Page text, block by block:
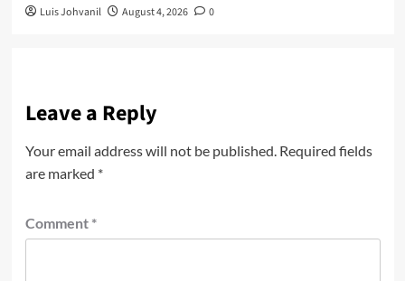
Luis Johvanil August 4, 2026 0
Leave a Reply
Your email address will not be published. Required fields
are marked *
Comment *